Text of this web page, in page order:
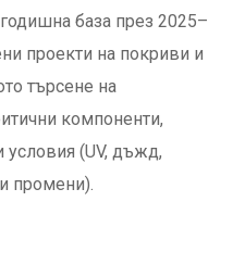
база през 2025–
проекти на покриви и
търсене на
компоненти,
(UV, дъжд,
промени).